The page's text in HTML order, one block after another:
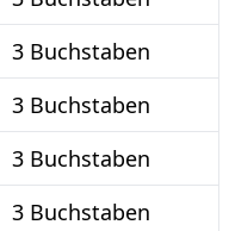
3 Buchstaben
3 Buchstaben
3 Buchstaben
3 Buchstaben